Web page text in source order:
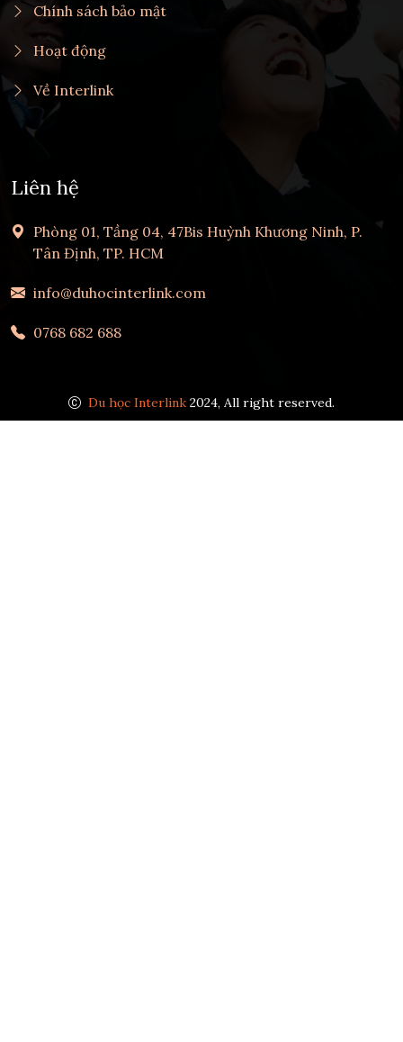
Chính sách bảo mật
Hoạt động
Về Interlink
Liên hệ
Phòng 01, Tầng 04, 47Bis Huỳnh Khương Ninh, P.
Tân Định, TP. HCM
info@duhocinterlink.com
0768 682 688
Du học Interlink 2024, All right reserved.